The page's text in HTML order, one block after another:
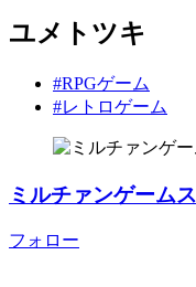
ユメトツキ
#RPGゲーム
#レトロゲーム
ミルチァンゲームス
フォロー